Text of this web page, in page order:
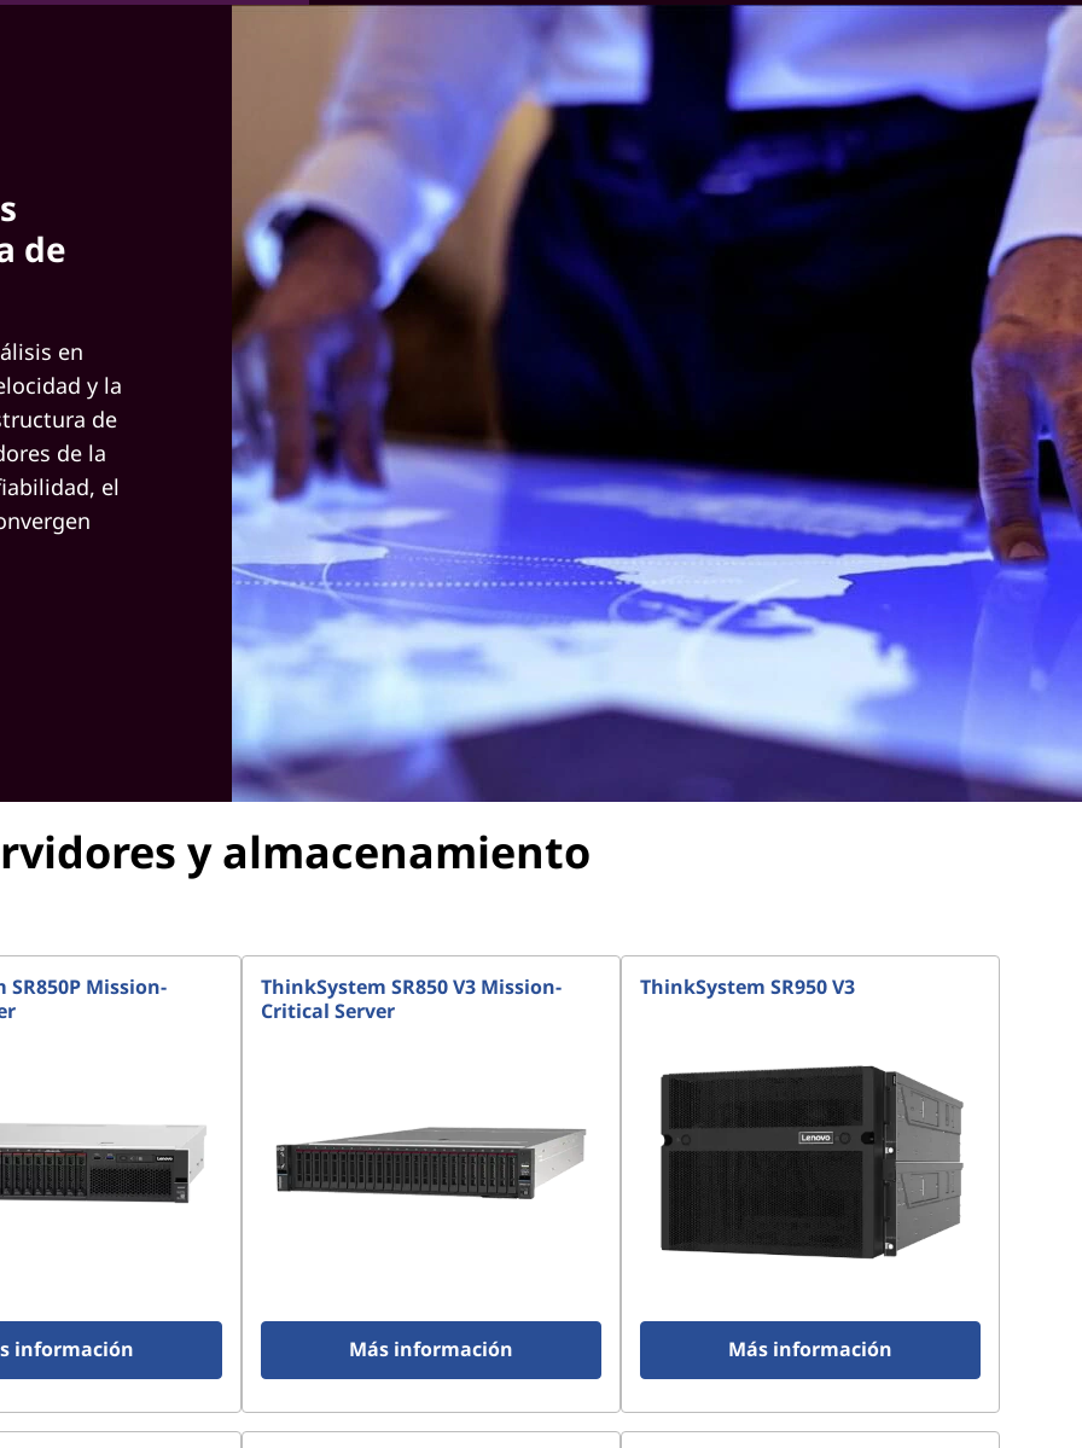
de
en
y la
de
de la
el
y almacenamiento
Mission-
información
ThinkSystem SR850 V3 Mission-
Critical Server
Más información
ThinkSystem SR950 V3
Más información